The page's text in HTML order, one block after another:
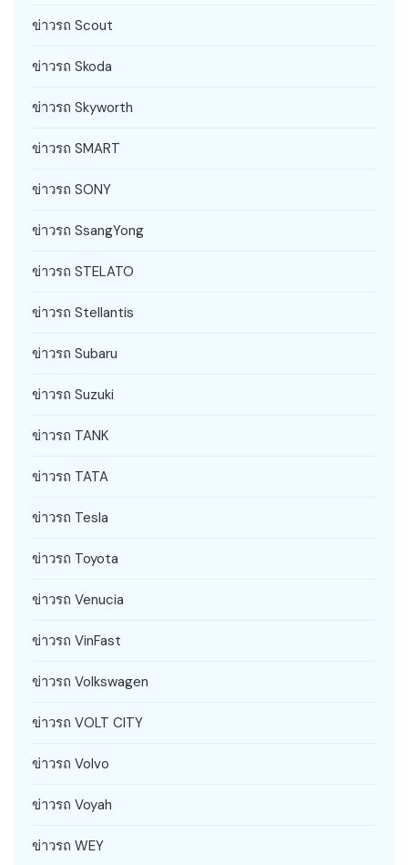
ข่าวรถ Scout
ข่าวรถ Skoda
ข่าวรถ Skyworth
ข่าวรถ SMART
ข่าวรถ SONY
ข่าวรถ SsangYong
ข่าวรถ STELATO
ข่าวรถ Stellantis
ข่าวรถ Subaru
ข่าวรถ Suzuki
ข่าวรถ TANK
ข่าวรถ TATA
ข่าวรถ Tesla
ข่าวรถ Toyota
ข่าวรถ Venucia
ข่าวรถ VinFast
ข่าวรถ Volkswagen
ข่าวรถ VOLT CITY
ข่าวรถ Volvo
ข่าวรถ Voyah
ข่าวรถ WEY